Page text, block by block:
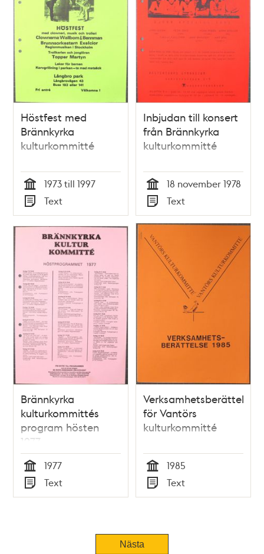
Höstfest med
Brännkyrka
kulturkommitté
Tid
1973 till 1997
Typ
Text
Inbjudan till konsert
från Brännkyrka
kulturkommitté
Tid
18 november 1978
Typ
Text
Brännkyrka
kulturkommittés
program hösten
1977
Tid
1977
Typ
Text
Verksamhetsberättelse
för Vantörs
kulturkommitté
Tid
1985
Typ
Text
Nästa